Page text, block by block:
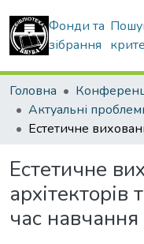
Фонди та
зібрання
Головна
Естетичне
архітекторів
час навчання